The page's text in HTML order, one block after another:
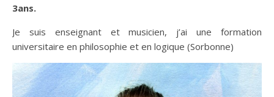
3ans.
Je suis enseignant et musicien, j’ai une formation
universitaire en philosophie et en logique (Sorbonne)